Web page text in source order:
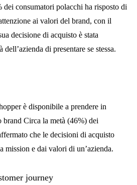
dei consumatori polacchi ha risposto di
ai valori del brand, con il
decisione di acquisto è stata
di presentare se stessa.
è disponibile a prendere in
brand Circa la metà (46%) dei
che le decisioni di acquisto
mission e dai valori di un’azienda.
journey